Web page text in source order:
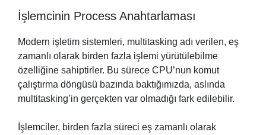
İşlemcinin Process Anahtarlaması
Modern işletim sistemleri, multitasking adı verilen, eş
zamanlı olarak birden fazla işlemi yürütülebilme
özelliğine sahiptirler. Bu sürece CPU’nun komut
çalıştırma döngüsü bazında baktığımızda, aslında
multitasking’in gerçekten var olmadığı fark edilebilir.
İşlemciler, birden fazla süreci eş zamanlı olarak